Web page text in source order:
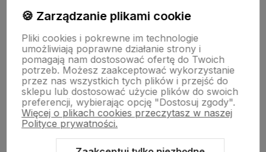
Informacje
Płatności i zwroty
Wsparcie
🍪 Zarządzanie plikami cookie
Pliki cookies i pokrewne im technologie
umożliwiają poprawne działanie strony i
pomagają nam dostosować ofertę do Twoich
potrzeb. Możesz zaakceptować wykorzystanie
przez nas wszystkich tych plików i przejść do
sklepu lub dostosować użycie plików do swoich
preferencji, wybierając opcję "Dostosuj zgody".
Więcej o plikach cookies przeczytasz w naszej
Polityce prywatności.